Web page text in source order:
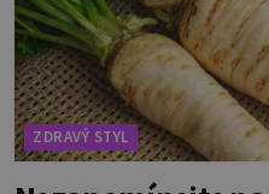
ZDRAVÝ STYL